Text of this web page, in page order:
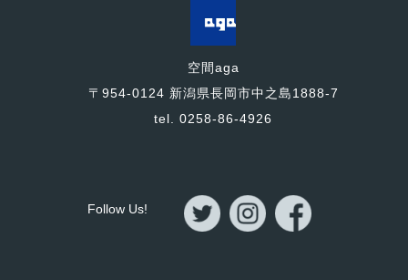
空間aga
〒954-0124 新潟県長岡市中之島1888-7
tel. 0258-86-4926
Follow Us!